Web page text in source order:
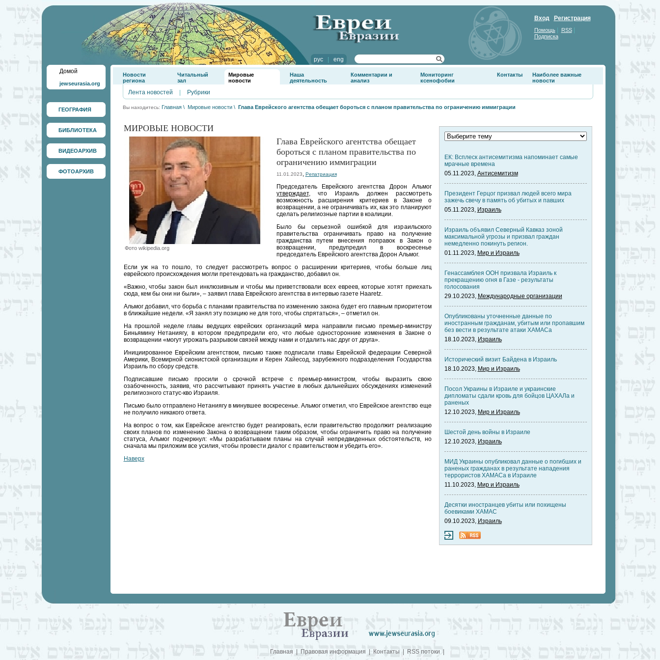
рус| eng
Вход Регистрация
Помощь| RSS|
Подписка
Домой
jewseurasia.org
ГЕОГРАФИЯ
БИБЛИОТЕКА
ВИДЕОАРХИВ
ФОТОАРХИВ
Новости
региона
Читальный
зал
Мировые
новости
Наша
деятельность
Комментарии и
анализ
Мониторинг
ксенофобии
Контакты
Наиболее важные
новости
Лента новостей Рубрики
Вы находитесь: Главная \ Мировые новости \ Глава Еврейского агентства обещает бороться с планом правительства по ограничению иммиграции
МИРОВЫЕ НОВОСТИ
Фото wikipedia.org
Глава Еврейского агентства обещает
бороться с планом правительства по
ограничению иммиграции
11.01.2023, Репатриация
Председатель Еврейского агентства Дорон Альмог
утверждает, что Израиль должен рассмотреть
возможность расширения критериев в Законе о
возвращении, а не ограничивать их, как это планируют
сделать религиозные партии в коалиции.
Было бы серьезной ошибкой для израильского
правительства ограничивать право на получение
гражданства путем внесения поправок в Закон о
возвращении, предупредил в воскресенье
председатель Еврейского агентства Дорон Альмог.
Если уж на то пошло, то следует рассмотреть вопрос о расширении критериев, чтобы больше лиц
еврейского происхождения могли претендовать на гражданство, добавил он.
«Важно, чтобы закон был инклюзивным и чтобы мы приветствовали всех евреев, которые хотят приехать
сюда, кем бы они ни были», – заявил глава Еврейского агентства в интервью газете Haaretz.
Альмог добавил, что борьба с планами правительства по изменению закона будет его главным приоритетом
в ближайшие недели. «Я занял эту позицию не для того, чтобы спрятаться», – отметил он.
На прошлой неделе главы ведущих еврейских организаций мира направили письмо премьер-министру
Биньямину Нетаниягу, в котором предупредили его, что любые односторонние изменения в Законе о
возвращении «могут угрожать разрывом связей между нами и отдалить нас друг от друга».
Инициированное Еврейским агентством, письмо также подписали главы Еврейской федерации Северной
Америки, Всемирной сионистской организации и Керен Хайесод, зарубежного подразделения Государства
Израиль по сбору средств.
Подписавшие письмо просили о срочной встрече с премьер-министром, чтобы выразить свою
озабоченность, заявив, что рассчитывают принять участие в любых дальнейших обсуждениях изменений
религиозного статус-кво Израиля.
Письмо было отправлено Нетаниягу в минувшее воскресенье. Альмог отметил, что Еврейское агентство еще
не получило никакого ответа.
На вопрос о том, как Еврейское агентство будет реагировать, если правительство продолжит реализацию
своих планов по изменению Закона о возвращении таким образом, чтобы ограничить право на получение
статуса, Альмог подчеркнул: «Мы разрабатываем планы на случай непредвиденных обстоятельств, но
сначала мы приложим все усилия, чтобы провести диалог с правительством и убедить его».
Наверх
ЕК: Всплеск антисемитизма напоминает самые
мрачные времена
05.11.2023, Антисемитизм
Президент Герцог призвал людей всего мира
зажечь свечу в память об убитых и павших
05.11.2023, Израиль
Израиль объявил Северный Кавказ зоной
максимальной угрозы и призвал граждан
немедленно покинуть регион.
01.11.2023, Мир и Израиль
Генассамблея ООН призвала Израиль к
прекращению огня в Газе - результаты
голосования
29.10.2023, Международные организации
Опубликованы уточненные данные по
иностранным гражданам, убитым или пропавшим
без вести в результате атаки ХАМАСа
18.10.2023, Израиль
Исторический визит Байдена в Израиль
18.10.2023, Мир и Израиль
Посол Украины в Израиле и украинские
дипломаты сдали кровь для бойцов ЦАХАЛа и
раненых
12.10.2023, Мир и Израиль
Шестой день войны в Израиле
12.10.2023, Израиль
МИД Украины опубликовал данные о погибших и
раненых гражданах в результате нападения
террористов ХАМАСа в Израиле
11.10.2023, Мир и Израиль
Десятки иностранцев убиты или похищены
боевиками ХАМАС
09.10.2023, Израиль
Главная Правовая информация Контакты RSS потоки